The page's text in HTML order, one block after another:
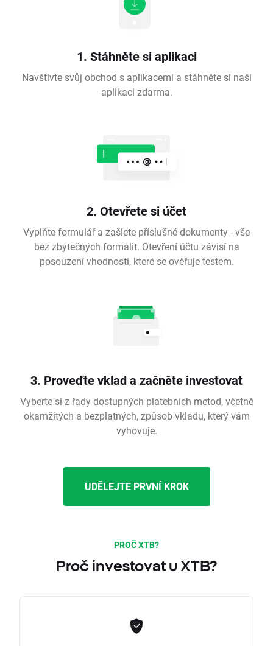
1. Stáhněte si aplikaci
Navštivte svůj obchod s aplikacemi a stáhněte si naši
aplikaci zdarma.
2. Otevřete si účet
Vyplňte formulář a zašlete příslušné dokumenty - vše
bez zbytečných formalit. Otevření účtu závisí na
posouzení vhodnosti, které se ověřuje testem.
3. Proveďte vklad a začněte investovat
Vyberte si z řady dostupných platebních metod, včetně
okamžitých a bezplatných, způsob vkladu, který vám
vyhovuje.
UDĚLEJTE PRVNÍ KROK
PROČ XTB?
Proč investovat u XTB?